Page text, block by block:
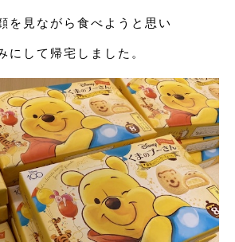
を見ながら食べようと思い
にして帰宅しました。